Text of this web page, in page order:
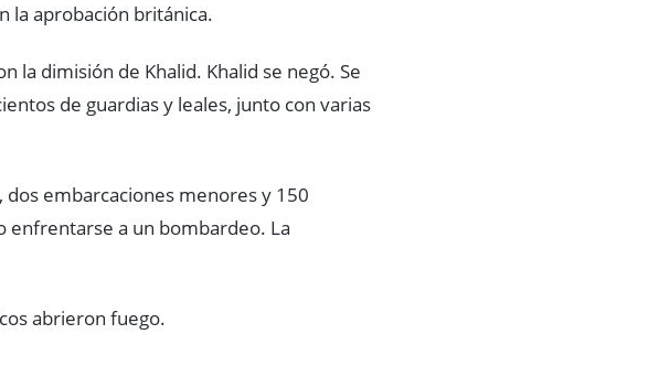
la aprobación británica.
la dimisión de Khalid. Khalid se negó. Se
de guardias y leales, junto con varias
embarcaciones menores y 150
enfrentarse a un bombardeo. La
abrieron fuego.